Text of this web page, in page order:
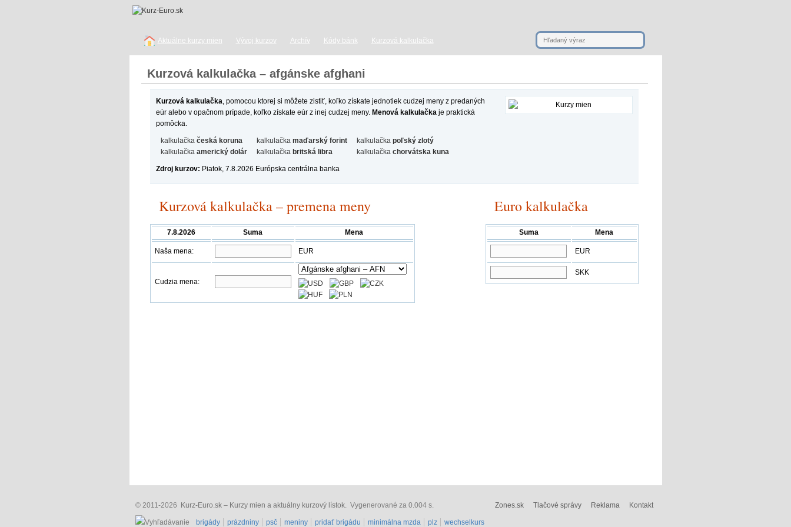
Aktuálne kurzy mien Vývoj kurzov Archív Kódy bánk Kurzová kalkulačka
Kurzová kalkulačka – afgánske afghani
Kurzová kalkulačka, pomocou ktorej si môžete zistiť, koľko získate jednotiek cudzej meny z predaných
eúr alebo v opačnom prípade, koľko získate eúr z inej cudzej meny. Menová kalkulačkaje praktická
pomôcka.
kalkulačka česká koruna
kalkulačka americký dolár
kalkulačka maďarský forint
kalkulačka britská libra
kalkulačka poľský zlotý
kalkulačka chorvátska kuna
Zdroj kurzov: Piatok, 7.8.2026 Európska centrálna banka
Kurzová kalkulačka– premena meny
7.8.2026 Suma Mena
Naša mena: EUR
Cudzia mena:
Euro kalkulačka
Suma Mena
EUR
SKK
© 2011-2026 Kurz-Euro.sk – Kurzy mien a aktuálny kurzový lístok. Vygenerované za 0.004 s.
brigády prázdniny psč meniny pridať brigádu minimálna mzda plz wechselkurs
Zones.sk Tlačové správy Reklama Kontakt